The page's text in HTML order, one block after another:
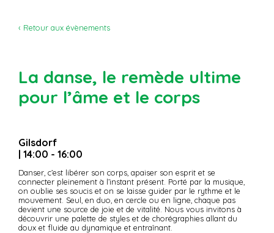
‹ Retour aux évènements
La danse, le remède ultime
pour l’âme et le corps
Gilsdorf
| 14:00 - 16:00
Danser, c’est libérer son corps, apaiser son esprit et se
connecter pleinement à l’instant présent. Porté par la musique,
on oublie ses soucis et on se laisse guider par le rythme et le
mouvement. Seul, en duo, en cercle ou en ligne, chaque pas
devient une source de joie et de vitalité. Nous vous invitons à
découvrir une palette de styles et de chorégraphies allant du
doux et fluide au dynamique et entraînant.